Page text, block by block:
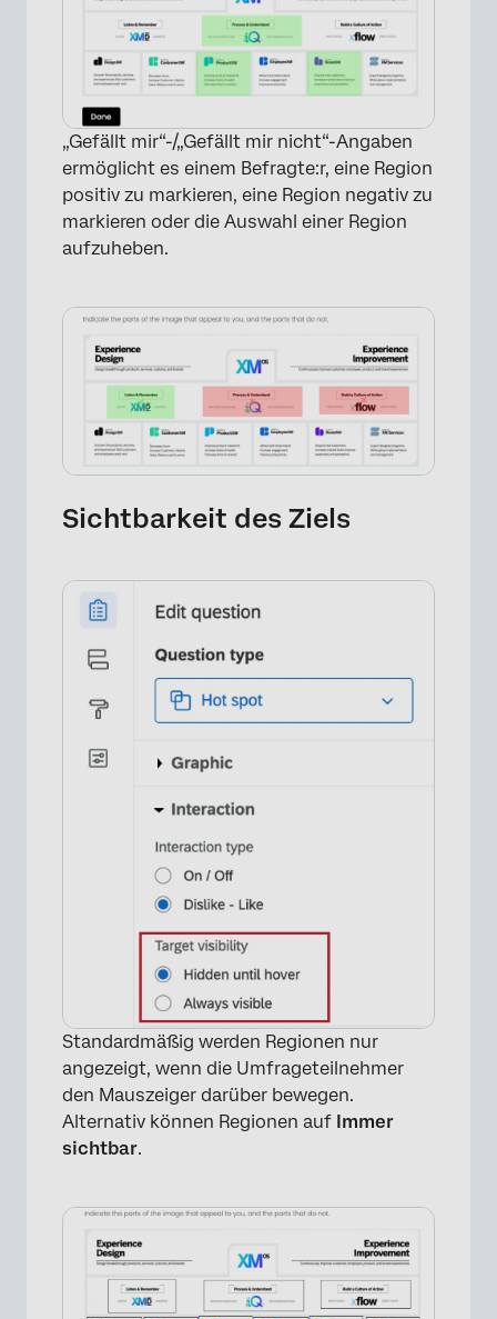
„Gefällt mir“-/„Gefällt mir nicht“-Angaben
ermöglicht es einem Befragte:r, eine Region
positiv zu markieren, eine Region negativ zu
markieren oder die Auswahl einer Region
aufzuheben.
Sichtbarkeit des Ziels
Standardmäßig werden Regionen nur
angezeigt, wenn die Umfrageteilnehmer
den Mauszeiger darüber bewegen.
Alternativ können Regionen auf Immer
sichtbar.